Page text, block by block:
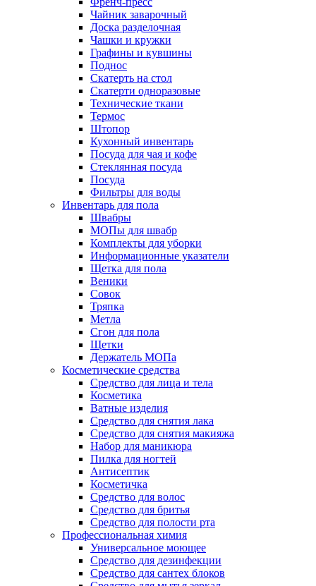
Чайник заварочный
Доска разделочная
Чашки и кружки
Графины и кувшины
Поднос
Скатерть на стол
Скатерти одноразовые
Технические ткани
Термос
Штопор
Кухонный инвентарь
Посуда для чая и кофе
Стеклянная посуда
Посуда
Фильтры для воды
Инвентарь для пола
Швабры
МОПы для швабр
Комплекты для уборки
Информационные указатели
Щетка для пола
Веники
Совок
Тряпка
Метла
Сгон для пола
Щетки
Держатель МОПа
Косметические средства
Средство для лица и тела
Косметика
Ватные изделия
Средство для снятия лака
Средство для снятия макияжа
Набор для маникюра
Пилка для ногтей
Антисептик
Косметичка
Средство для волос
Средство для бритья
Средство для полости рта
Профессиональная химия
Универсальное моющее
Средство для дезинфекции
Средство для сантех блоков